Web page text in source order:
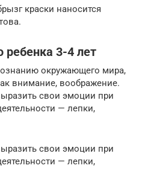
краски наносится
ребенка 3-4 лет
окружающего мира,
внимание, воображение.
свои эмоции при
— лепки,
свои эмоции при
— лепки,